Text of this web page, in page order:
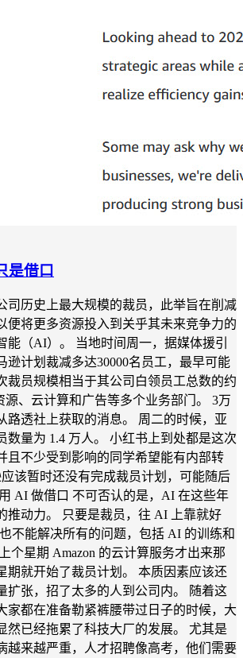
是借口
司历史上最大规模的裁员，此举旨在削减
便将更多资源投入到关乎其未来竞争力的
（AI）。 当地时间周一，据媒体援引
逊计划裁减多达30000名员工，最早可能
裁员规模相当于其公司白领员工总数的约
源、云计算和广告等多个业务部门。 3万
路透社上获取的消息。 周二的时候，亚
数量为 1.4 万人。 小红书上到处都是这次
且不少受到影响的同学希望能有内部转
该暂时还没有完成裁员计划，可能随后
AI 做借口 不可否认的是，AI 在这些年
推动力。 只要是裁员，往 AI 上靠就好
不能解决所有的问题，包括 AI 的训练和
个星期 Amazon 的云计算服务才出来那
期就开始了裁员计划。 本质因素应该还
扩张，招了太多的人到公司内。 随着这
家都在准备勒紧裤腰带过日子的时候，大
然已经拖累了科技大厂的发展。 尤其是
越来越严重，人才招聘像高考，他们需要